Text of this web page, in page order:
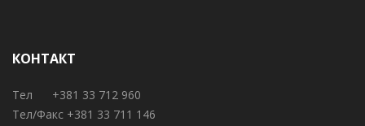
КОНТАКТ
Тел +381 33 712 960
Тел/Факс +381 33 711 146